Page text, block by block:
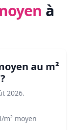
à
au m²
?
2026.
m² moyen